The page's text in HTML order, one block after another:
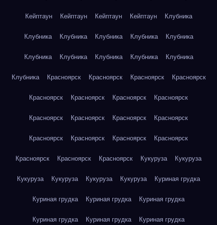
Кейптаун Кейптаун Кейптаун Кейптаун Клубника
Клубника Клубника Клубника Клубника Клубника
Клубника Клубника Клубника Клубника Клубника
Клубника Красноярск Красноярск Красноярск Красноярск
Красноярск Красноярск Красноярск Красноярск
Красноярск Красноярск Красноярск Красноярск
Красноярск Красноярск Красноярск Красноярск
Красноярск Красноярск Красноярск Кукуруза Кукуруза
Кукуруза Кукуруза Кукуруза Кукуруза Куриная грудка
Куриная грудка Куриная грудка Куриная грудка
Куриная грудка Куриная грудка Куриная грудка